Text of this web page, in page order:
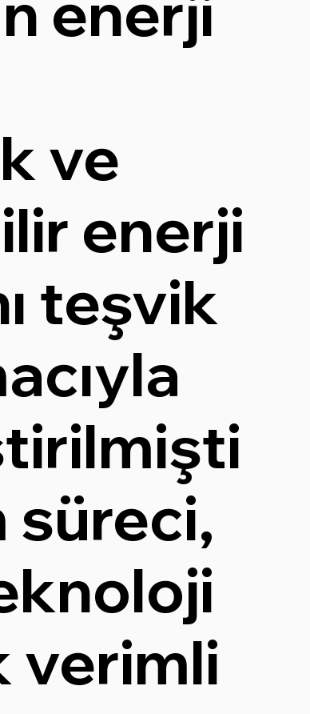
ve
enerji
teşvik
süreci,
verimli